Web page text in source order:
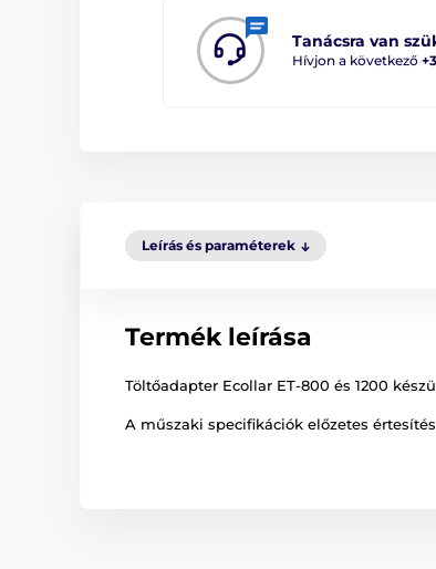
Tanácsra van
Hívjon a következő
Leírás és paraméterek
Termék leírása
Töltőadapter Ecollar ET-800 és 1200
A műszaki specifikációk előzetes